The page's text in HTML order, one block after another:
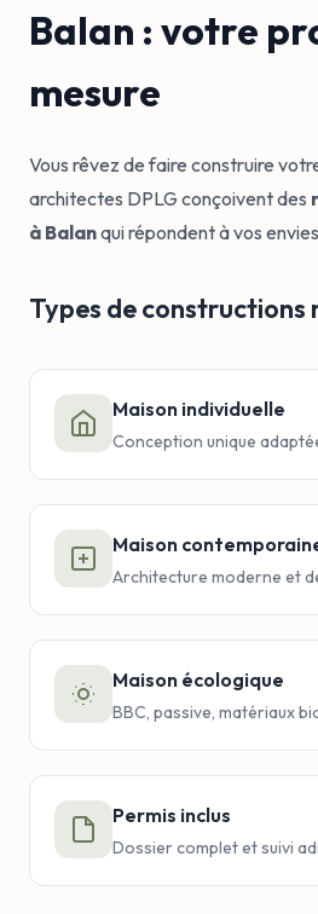
Balan : votre
mesure
Vous rêvez de faire construire
architectes DPLG conçoivent des
à Balanqui répondent à vos
Types de constructions
Maison individuelle
Conception unique
Maison
Architecture moderne et
Maison écologique
BBC, passive, matériaux
Permis inclus
Dossier complet et suivi